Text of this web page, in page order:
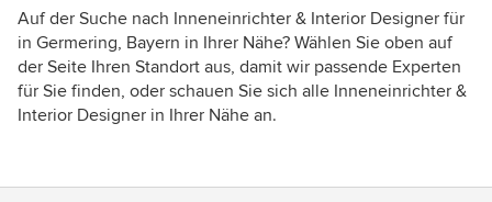
Auf der Suche nach Inneneinrichter & Interior Designer für
in Germering, Bayern in Ihrer Nähe? Wählen Sie oben auf
der Seite Ihren Standort aus, damit wir passende Experten
für Sie finden, oder schauen Sie sich alle Inneneinrichter &
Interior Designer in Ihrer Nähe an.